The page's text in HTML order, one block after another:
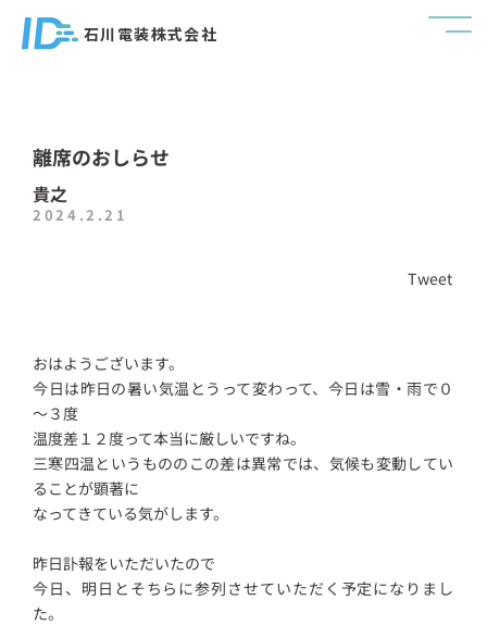
石川電装株式会社
離席のおしらせ
貴之
2024.2.21
Tweet
おはようございます。
今日は昨日の暑い気温とうって変わって、今日は雪・雨で０
～３度
温度差１２度って本当に厳しいですね。
三寒四温というもののこの差は異常では、気候も変動してい
ることが顕著に
なってきている気がします。
昨日訃報をいただいたので
今日、明日とそちらに参列させていただく予定になりまし
た。